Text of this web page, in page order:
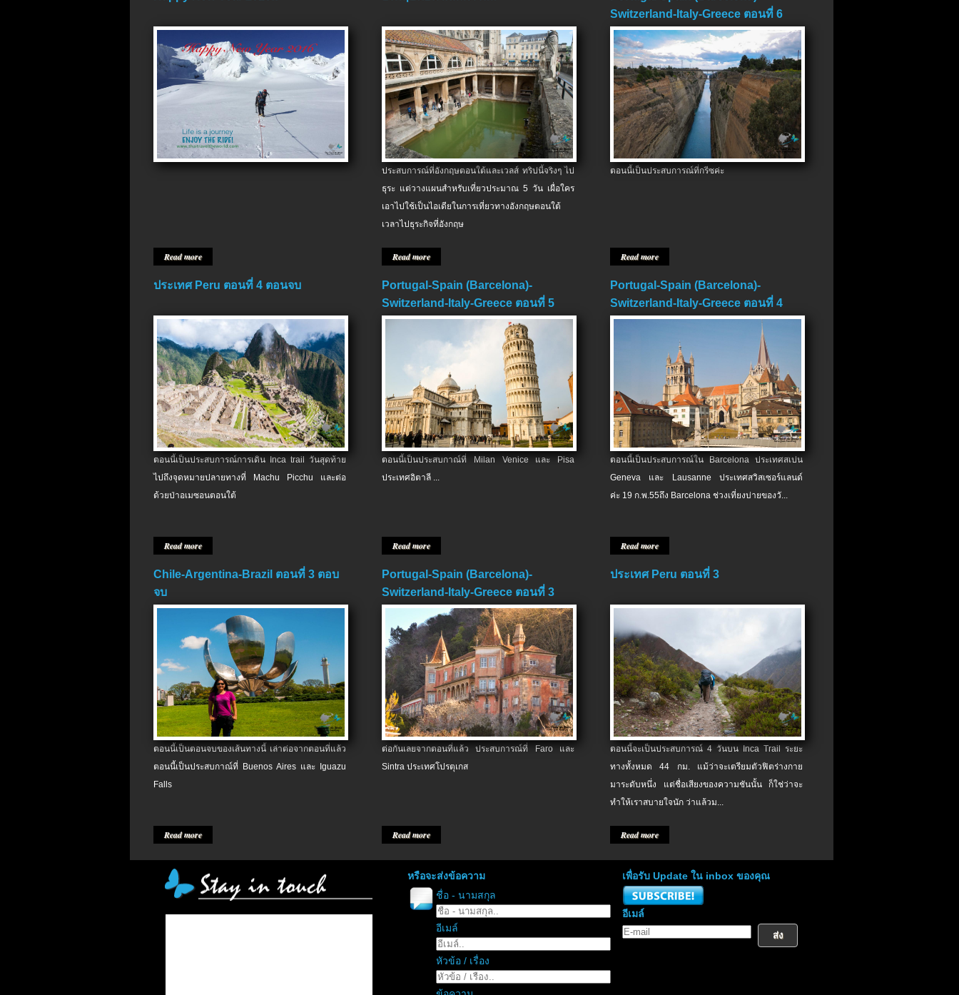
Read more
ประสบการณ์ที่อังกฤษตอนใต้และเวลส์ ทริปนี้จริงๆ ไป
ธุระ แต่วางแผนสำหรับเที่ยวประมาณ 5 วัน เผื่อใคร
เอาไปใช้เป็นไอเดียในการเที่ยวทางอังกฤษตอนใต้
เวลาไปธุระกิจที่อังกฤษ
Read more
Switzerland-Italy-Greece ตอนที่ 6
ตอนจบ
ตอนนี้เป็นประสบการณ์ที่กรีซค่ะ
Read more
ประเทศ Peru ตอนที่ 4 ตอนจบ
ตอนนี้เป็นประสบการณ์การเดิน Inca trail วันสุดท้าย
ไปถึงจุดหมายปลายทางที่ Machu Picchu และต่อ
ด้วยป่าอเมซอนตอนใต้
Read more
Portugal-Spain (Barcelona)-
Switzerland-Italy-Greece ตอนที่ 5
ตอนนี้เป็นประสบกาณ์ที่ Milan Venice และ Pisa
ประเทศอิตาลี ...
Read more
Portugal-Spain (Barcelona)-
Switzerland-Italy-Greece ตอนที่ 4
ตอนนี้เป็นประสบการณ์ใน Barcelona ประเทศสเปน
Geneva และ Lausanne ประเทศสวิสเซอร์แลนด์
ค่ะ 19 ก.พ.​55ถึง Barcelona ช่วงเที่ยงบ่ายของวั...
Read more
Chile-Argentina-Brazil ตอนที่ 3 ตอบ
จบ
ตอนนี้เป็นตอนจบของเส้นทางนี้ เล่าต่อจากตอนที่แล้ว
ตอนนี้เป็นประสบกาณ์ที่ Buenos Aires และ Iguazu
Falls
Read more
Portugal-Spain (Barcelona)-
Switzerland-Italy-Greece ตอนที่ 3
ต่อกันเลยจากตอนที่แล้ว ประสบการณ์ที่ Faro และ
Sintra ประเทศโปรตุเกส
Read more
ประเทศ Peru ตอนที่ 3
ตอนนี้จะเป็นประสบการณ์ 4 วันบน Inca Trail ระยะ
ทางทั้งหมด 44 กม. แม้ว่าจะเตรียมตัวฟิตร่างกาย
มาระดับหนึ่ง แต่ชื่อเสียงของความชันนั้น ก็ใช่ว่าจะ
ทำให้เราสบายใจนัก ว่าแล้วม...
Read more
หรือจะส่งข้อความ
ชื่อ - นามสกุล
อีเมล์
หัวข้อ / เรื่อง
เพื่อรับ Update ใน inbox ของคุณ
อีเมล์
ส่ง